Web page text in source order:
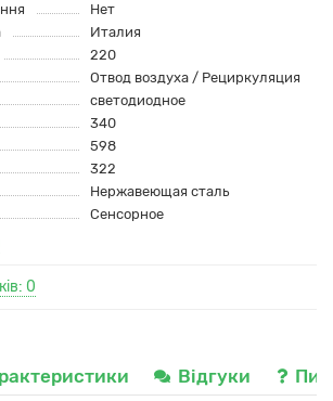
Нет
Италия
220
Отвод воздуха / Рециркуляция
светодиодное
340
598
322
Нержавеющая сталь
Сенсорное
0
Відгуки